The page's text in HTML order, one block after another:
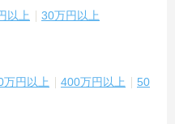
以上 30万円以上
万円以上 400万円以上
50